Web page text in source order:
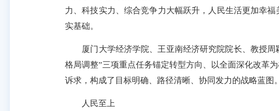
力、科技实力、综合竞争力大幅跃升，人民生活更加幸
实基础。
厦门大学经济学院、王亚南经济研究院院长、教授周
格局调整”三项重点任务锚定转型方向、以全面深化改革
诉求，构成了目标明确、路径清晰、协同发力的战略蓝图。
人民至上